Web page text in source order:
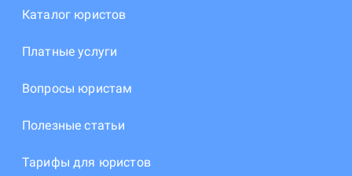
Каталог юристов
Платные услуги
Вопросы юристам
Полезные статьи
Тарифы для юристов